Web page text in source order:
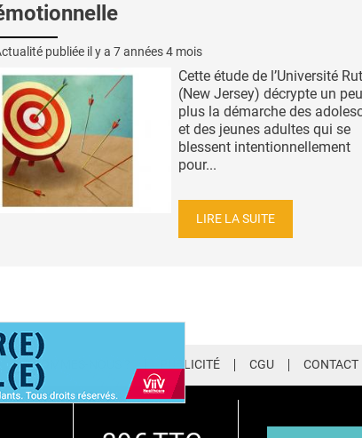
publiée il y a 7 années 4 mois
Cette étude de l’Université
(New Jersey) décrypte un peu
plus la démarche des
et des jeunes adultes qui se
blessent intentionnellement
pour...
LIRE LA SUITE
QUI SOMMES-NOUS ? PUBLICITÉ CGU CONTACT